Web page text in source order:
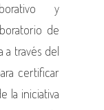
y
de
a través del
certificar
la iniciativa